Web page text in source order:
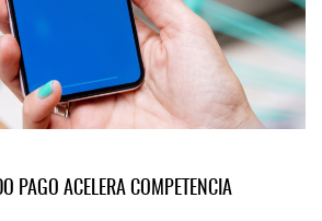
PAGO ACELERA COMPETENCIA